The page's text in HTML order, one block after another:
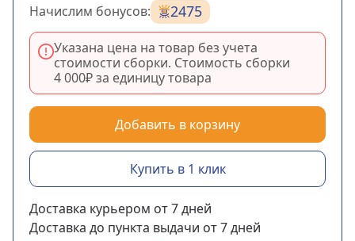
Начислим бонусов: 2475
Указана цена на товар без учета
стоимости сборки. Стоимость сборки
4 000₽за единицу товара
Добавить в корзину
Купить в 1 клик
Доставка курьером от 7дней
Доставка до пункта выдачи от 7дней